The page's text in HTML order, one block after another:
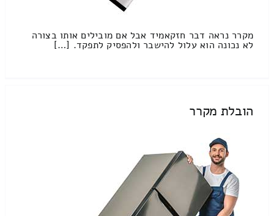
מקרר נראה דבר חזקאמיד אבל אם מובילים אותו בצורה
לא נכונה הוא עלול להישבר ולהפסיק לתפקד. […]
הובלת מקרר